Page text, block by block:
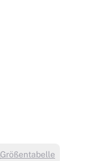
Größentabelle